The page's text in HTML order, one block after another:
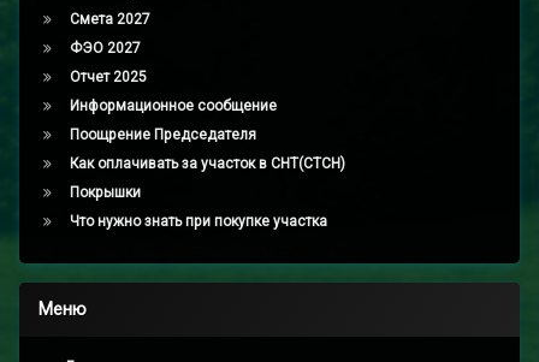
Смета 2027
ФЭО 2027
Отчет 2025
Информационное сообщение
Поощрение Председателя
Как оплачивать за участок в СНТ(СТСН)
Покрышки
Что нужно знать при покупке участка
Меню